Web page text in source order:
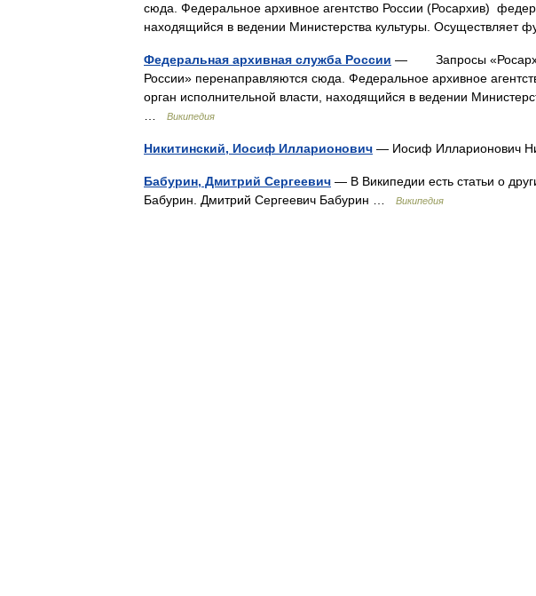
сюда. Федеральное архивное агентство России (Росархив)
находящийся в ведении Министерства культуры.
Федеральная архивная служба России — Запросы
России» перенаправляются сюда. Федеральное архивное
орган исполнительной власти, находящийся в ведении
Википедия
Никитинский, Иосиф Илларионович — Иосиф Илларионович
Бабурин, Дмитрий Сергеевич — В Википедии есть статьи о
Бабурин. Дмитрий Сергеевич Бабурин …
Википедия